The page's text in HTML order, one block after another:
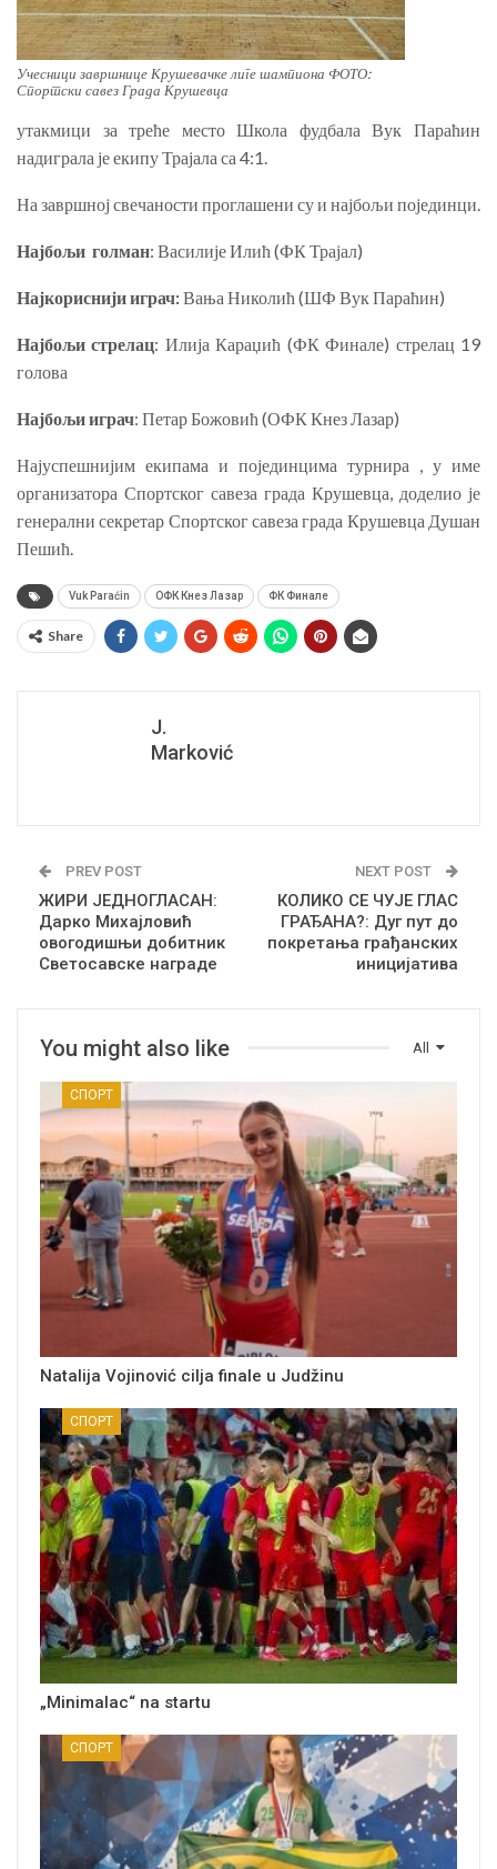
Учесници завршнице Крушевачке лиге шампиона ФОТО:
Спортски савез Града Крушевца
утакмици за треће место Школа фудбала Вук Параћин
надиграла је екипу Трајала са 4:1.
На завршној свечаности проглашени су и најбољи појединци.
Најбољи голман: Василије Илић (ФК Трајал)
Најкориснији играч:Вања Николић (ШФ Вук Параћин)
Најбољи стрелац: Илија Караџић (ФК Финале) стрелац 19
голова
Најбољи играч: Петар Божовић (ОФК Кнез Лазар)
Најуспешнијим екипама и појединцима турнира , у име
организатора Спортског савеза града Крушевца, доделио је
генерални секретар Спортског савеза града Крушевца Душан
Пешић.
Vuk Paraćin ОФК Кнез Лазар ФК Финале
Share
J.
Marković
PREV POST
ЖИРИ ЈЕДНОГЛАСАН:
Дарко Михајловић
овогодишњи добитник
Светосавске награде
NEXT POST
КОЛИКО СЕ ЧУЈЕ ГЛАС
ГРАЂАНА?: Дуг пут до
покретања грађанских
иницијатива
All
You might also like
СПОРТ
Natalija Vojinović cilja finale u Judžinu
СПОРТ
„Minimalac“ na startu
СПОРТ